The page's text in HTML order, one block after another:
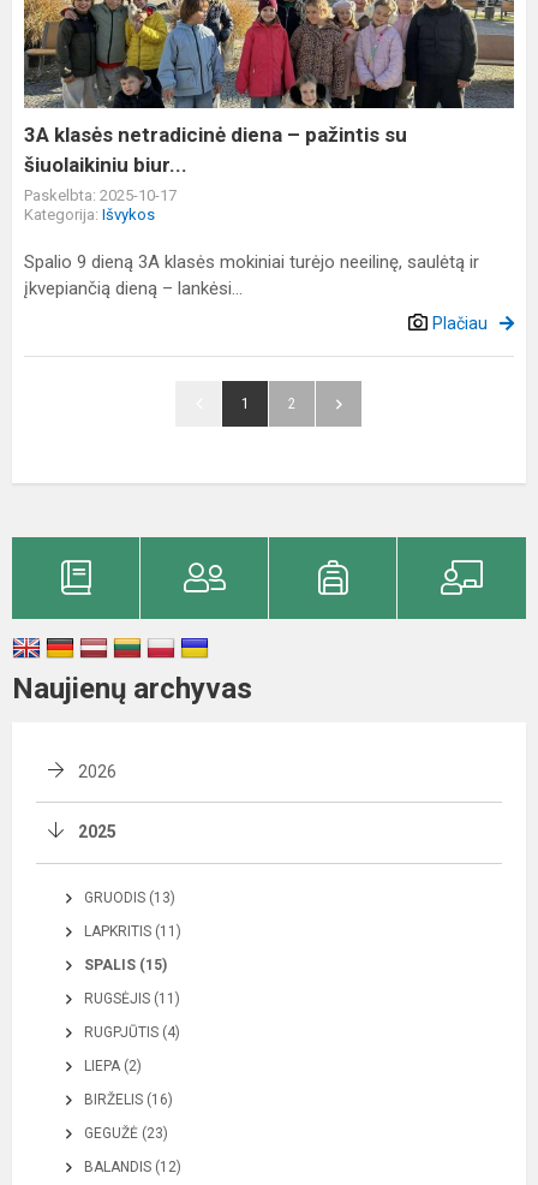
diena
–
pažintis
su
šiuolaikiniu
biur...
3A klasės netradicinė diena – pažintis su
šiuolaikiniu biur...
Paskelbta: 2025-10-17
Kategorija: Išvykos
Spalio 9 dieną 3A klasės mokiniai turėjo neeilinę, saulėtą ir
įkvepiančią dieną – lankėsi...
Plačiau
1 2
Naujienų archyvas
2026
2025
GRUODIS (13)
LAPKRITIS (11)
SPALIS (15)
RUGSĖJIS (11)
RUGPJŪTIS (4)
LIEPA (2)
BIRŽELIS (16)
GEGUŽĖ (23)
BALANDIS (12)